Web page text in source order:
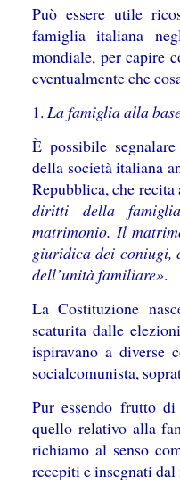
Può essere utile
famiglia italiana
mondiale, per capire
eventualmente che
1. La famiglia alla
È possibile
della società italiana
Repubblica, che
diritti della
matrimonio. Il
giuridica dei coniugi,
dell’unità familiare».
La Costituzione
scaturita dalle
ispiravano a diverse
socialcomunista,
Pur essendo frutto
quello relativo alla
richiamo al senso
recepiti e insegnati